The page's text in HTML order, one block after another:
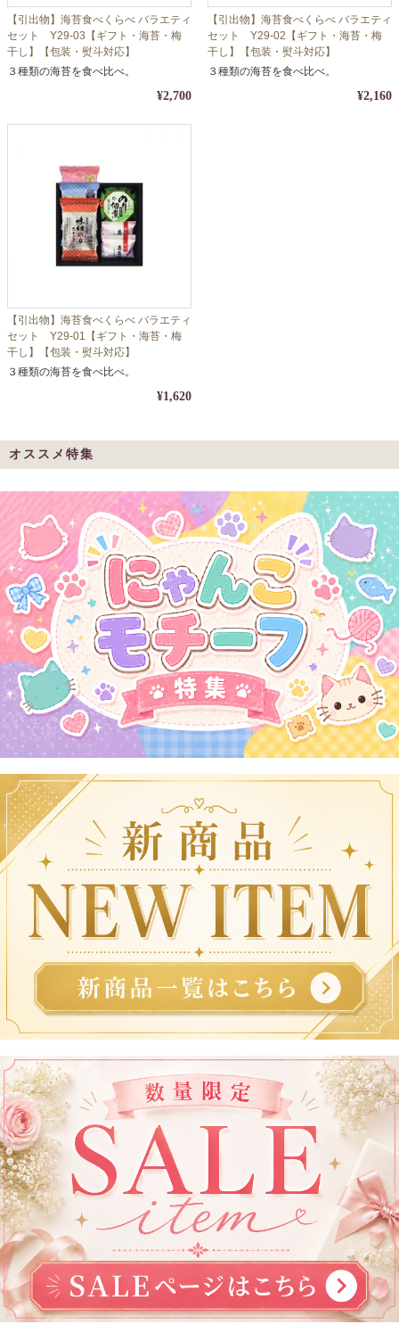
【引出物】海苔食べくらべ バラエティ
セット Y29-03【ギフト・海苔・梅
干し】【包装・熨斗対応】
３種類の海苔を食べ比べ。
¥2,700
【引出物】海苔食べくらべ バラエティ
セット Y29-02【ギフト・海苔・梅
干し】【包装・熨斗対応】
３種類の海苔を食べ比べ。
¥2,160
【引出物】海苔食べくらべ バラエティ
セット Y29-01【ギフト・海苔・梅
干し】【包装・熨斗対応】
３種類の海苔を食べ比べ。
¥1,620
オススメ特集